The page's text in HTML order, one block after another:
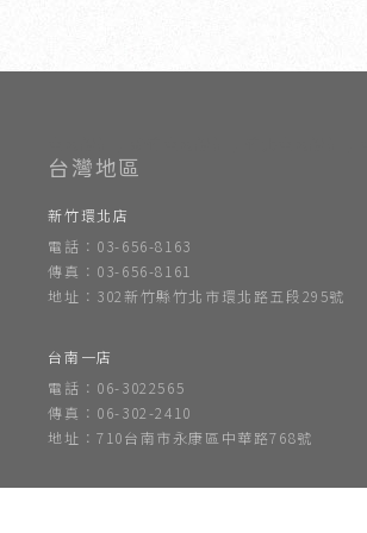
新竹環北店
電話：03-656-8163
傳真：03-656-8161
地址：302新竹縣竹北市環北路五段295號
台南一店
電話：06-3022565
傳真：06-302-2410
地址：710台南市永康區中華路768號